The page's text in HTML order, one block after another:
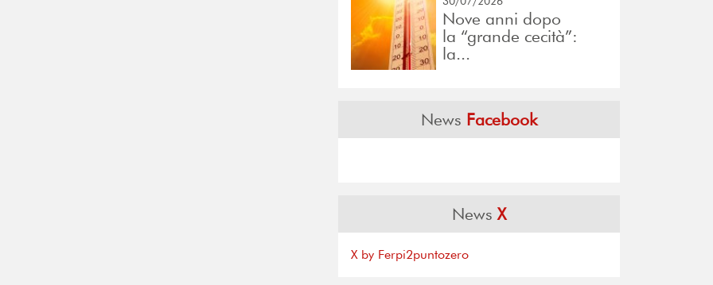
Nove anni dopo
la “grande cecità”:
la...
News Facebook
NewsX
X by Ferpi2puntozero